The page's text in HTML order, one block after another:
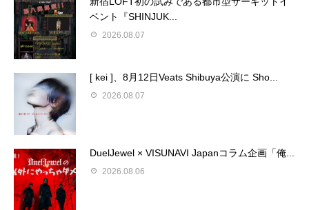
ベント『SHINJUK...
2026.08.07
[ kei ]、8月12日Veats Shibuya公演に Sho...
2026.08.07
DuelJewel × VISUNAVI Japanコラム企画「俺...
2026.08.06